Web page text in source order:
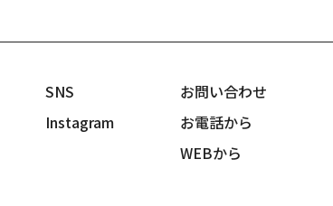
SNS
Instagram
お問い合わせ
お電話から
WEBから